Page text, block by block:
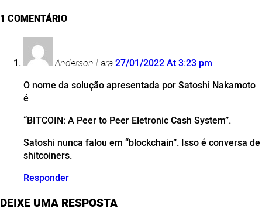
1 COMENTÁRIO
Anderson Lara27/01/2022 At 3:23 pm
O nome da solução apresentada por Satoshi Nakamoto
é
“BITCOIN: A Peer to Peer Eletronic Cash System”.
Satoshi nunca falou em “blockchain”. Isso é conversa de
shitcoiners.
Responder
DEIXE UMA RESPOSTA